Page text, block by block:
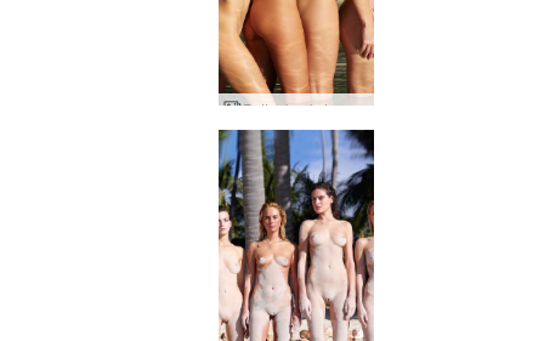
Petter backstage Thailand av Ally